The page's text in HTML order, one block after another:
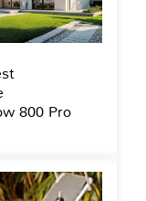
800 Pro